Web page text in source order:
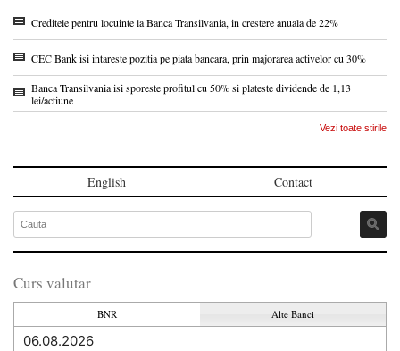
Creditele pentru locuinte la Banca Transilvania, in crestere anuala de 22%
CEC Bank isi intareste pozitia pe piata bancara, prin majorarea activelor cu 30%
Banca Transilvania isi sporeste profitul cu 50% si plateste dividende de 1,13
lei/actiune
Vezi toate stirile
English Contact
Curs valutar
BNR Alte Banci
06.08.2026